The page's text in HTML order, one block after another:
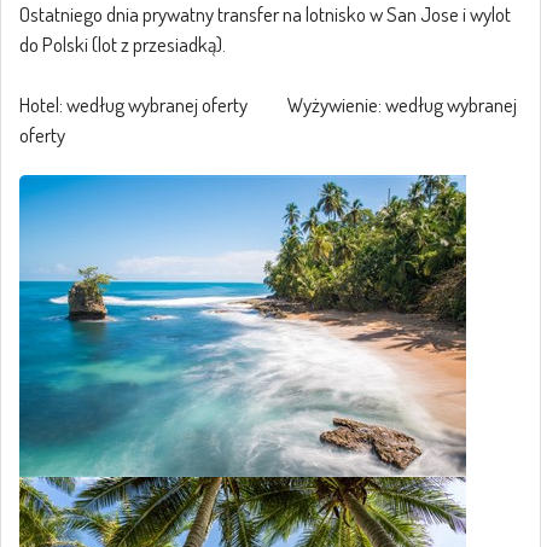
Ostatniego dnia prywatny transfer na lotnisko w San Jose i wylot
do Polski (lot z przesiadką).
Hotel: według wybranej oferty Wyżywienie: według wybranej
oferty